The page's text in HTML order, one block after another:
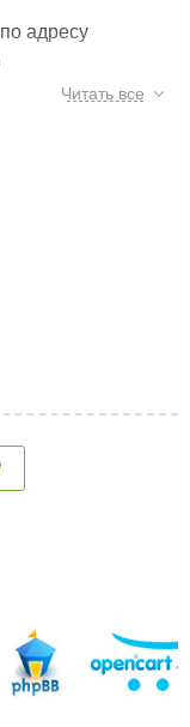
адресу
действовать
от
каждый стартап-
создании сайта
перенаправление
Читать все